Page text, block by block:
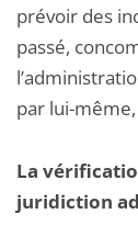
prévoir des
passé,
par lui-
La
juridiction